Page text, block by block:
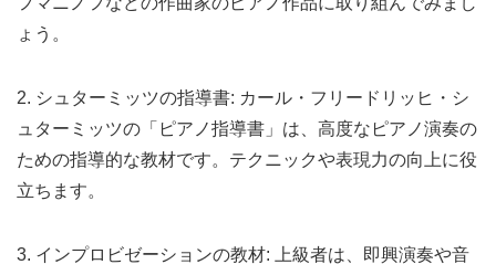
ょう。
2. シュターミッツの指導書: カール・フリードリッヒ・シ
ュターミッツの「ピアノ指導書」は、高度なピアノ演奏の
ための指導的な教材です。テクニックや表現力の向上に役
立ちます。
3. インプロビゼーションの教材: 上級者は、即興演奏や音